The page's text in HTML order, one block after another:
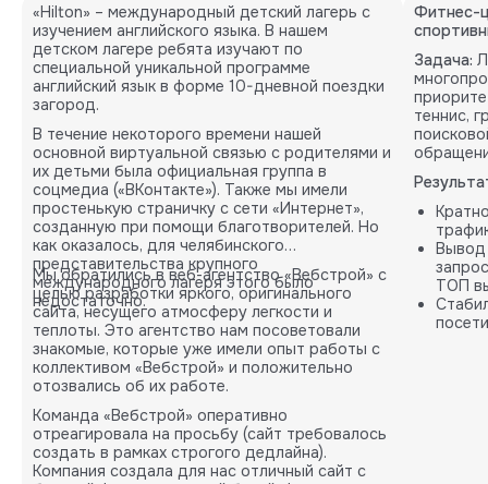
«Hilton» – международный детский лагерь с
изучением английского языка. В нашем
детском лагере ребята изучают по
специальной уникальной программе
английский язык в форме 10-дневной поездки
загород.
В течение некоторого времени нашей
основной виртуальной связью с родителями и
их детьми была официальная группа в
соцмедиа («ВКонтакте»). Также мы имели
простенькую страничку с сети «Интернет»,
созданную при помощи благотворителей. Но
как оказалось, для челябинского
представительства крупного
международного лагеря этого было
недостаточно.
Мы обратились в веб-агентство «Вебстрой» с
целью разработки яркого, оригинального
сайта, несущего атмосферу легкости и
теплоты. Это агентство нам посоветовали
знакомые, которые уже имели опыт работы с
коллективом «Вебстрой» и положительно
отозвались об их работе.
Команда «Вебстрой» оперативно
отреагировала на просьбу (сайт требовалось
создать в рамках строгого дедлайна).
Компания создала для нас отличный сайт с
Фитнес-
Задача:
теннис,
ТОП